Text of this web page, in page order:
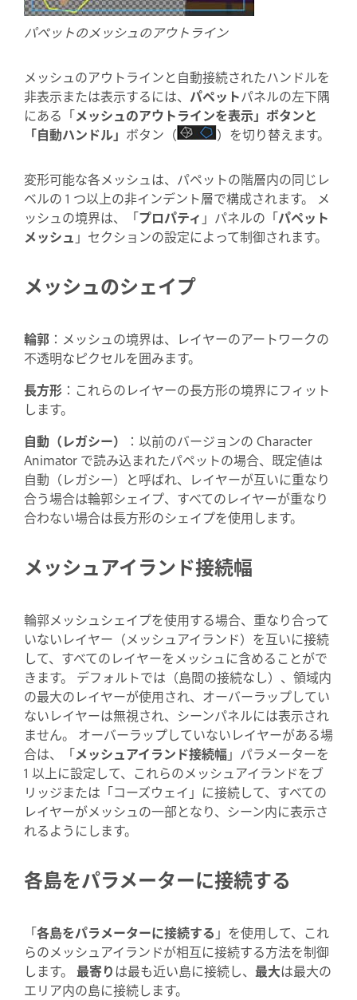
パペットのメッシュのアウトライン
メッシュのアウトラインと自動接続されたハンドルを
非表示または表示するには、 パペットパネルの左下隅
にある「メッシュのアウトラインを表示」ボタンと
「自動ハンドル」 ボタン（ ）を切り替えます。
変形可能な各メッシュは、パペットの階層内の同じレ
ベルの 1 つ以上の非インデント層で構成されます。 メ
ッシュの境界は、「プロパティ 」パネルの「パペット
メッシュ 」セクションの設定によって制御されます。
メッシュのシェイプ
輪郭 ：メッシュの境界は、レイヤーのアートワークの
不透明なピクセルを囲みます。
長方形 ：これらのレイヤーの長方形の境界にフィット
します。
自動（レガシー）
：以前のバージョンの Character
Animator で読み込まれたパペットの場合、既定値は
自動（レガシー）と呼ばれ、レイヤーが互いに重なり
合う場合は輪郭シェイプ、すべてのレイヤーが重なり
合わない場合は長方形のシェイプを使用します。
メッシュアイランド接続幅
輪郭メッシュシェイプを使用する場合、重なり合って
いないレイヤー（メッシュアイランド）を互いに接続
して、すべてのレイヤーをメッシュに含めることがで
きます。 デフォルトでは（島間の接続なし）、領域内
の最大のレイヤーが使用され、オーバーラップしてい
ないレイヤーは無視され、シーンパネルには表示され
ません。 オーバーラップしていないレイヤーがある場
合は、「メッシュアイランド接続幅」パラメーターを
1 以上に設定して、これらのメッシュアイランドをブ
リッジまたは「コーズウェイ」に接続して、すべての
レイヤーがメッシュの一部となり、シーン内に表示さ
れるようにします。
各島をパラメーターに接続する
「各島をパラメーターに接続する 」を使用して、これ
らのメッシュアイランドが相互に接続する方法を制御
します。 最寄りは最も近い島に接続し、 最大は最大の
エリア内の島に接続します。